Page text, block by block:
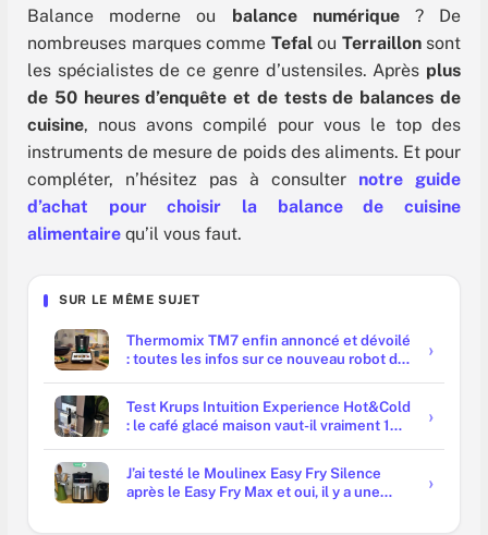
Balance moderne ou balance numérique? De
nombreuses marques comme Tefalou Terraillonsont
les spécialistes de ce genre d’ustensiles. Après plus
de 50 heures d’enquête et de tests de balances de
cuisine, nous avons compilé pour vous le top des
instruments de mesure de poids des aliments. Et pour
compléter, n’hésitez pas à consulter notre guide
d’achat pour choisir la balance de cuisine
alimentaire qu’il vous faut.
SUR LE MÊME SUJET
Thermomix TM7 enfin annoncé et dévoilé
: toutes les infos sur ce nouveau robot de
Test Krups Intuition Experience Hot&Cold
: le café glacé maison vaut-il vraiment 1
J’ai testé le Moulinex Easy Fry Silence
après le Easy Fry Max et oui, il y a une